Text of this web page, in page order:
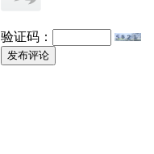
验证码：
发布评论